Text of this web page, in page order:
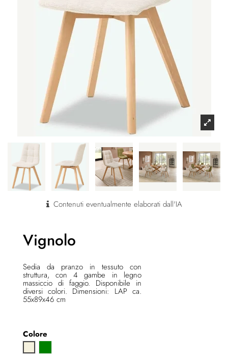
Contenuti eventualmente elaborati dall'IA
Vignolo
Sedia da pranzo in tessuto con
struttura, con 4 gambe in legno
massiccio di faggio. Disponibile in
diversi colori. Dimensioni: LAP ca.
55x89x46 cm
Colore